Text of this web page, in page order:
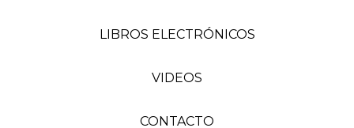
LIBROS ELECTRÓNICOS
VIDEOS
CONTACTO